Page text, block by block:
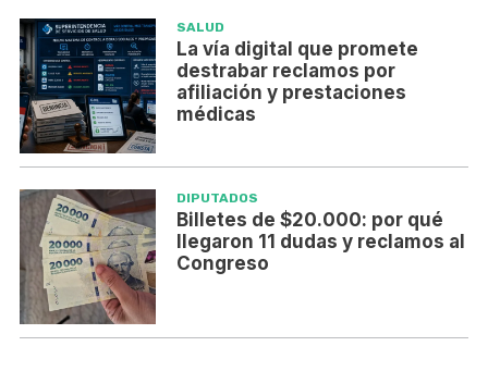
SALUD
La vía digital que promete
destrabar reclamos por
afiliación y prestaciones
médicas
DIPUTADOS
Billetes de $20.000: por qué
llegaron 11 dudas y reclamos al
Congreso